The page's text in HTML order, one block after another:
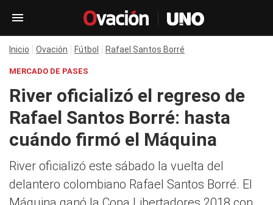
Inicio Ovación Fútbol Rafael Santos Borré
MERCADO DE PASES
River oficializó el regreso de
Rafael Santos Borré: hasta
cuándo firmó el Máquina
River oficializó este sábado la vuelta del
delantero colombiano Rafael Santos Borré. El